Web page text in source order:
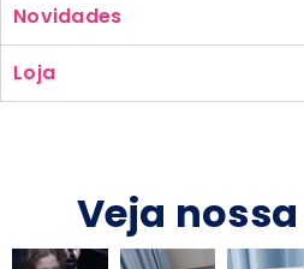
Novidades
Loja
Veja nossa